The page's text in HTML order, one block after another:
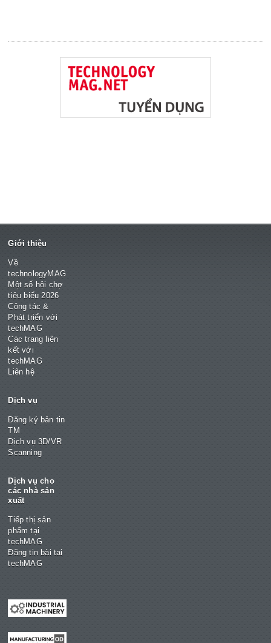
Giới thiệu
Về
technologyMAG
Một số hội chợ
tiêu biểu 2026
Cộng tác &
Phát triển với
techMAG
Các trang liên
kết với
techMAG
Liên hệ
Dịch vụ
Đăng ký bản tin
TM
Dịch vụ 3D/VR
Scanning
Dịch vụ cho
các nhà sản
xuất
Tiếp thị sản
phẩm tại
techMAG
Đăng tin bài tại
techMAG